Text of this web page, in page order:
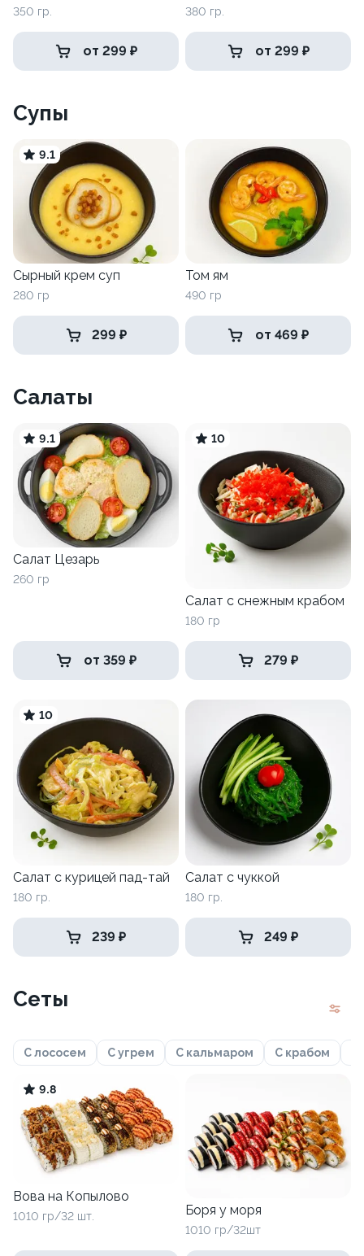
350 гр.
от 299 ₽
380 гр.
от 299 ₽
Супы
9.1
Сырный крем суп
280 гр
299 ₽
Том ям
490 гр
от 469 ₽
Салаты
9.1
Салат Цезарь
260 гр
от 359 ₽
10
Салат с снежным крабом
180 гр
279 ₽
10
Салат с курицей пад-тай
180 гр.
239 ₽
Салат с чуккой
180 гр.
249 ₽
Сеты
С лососем С угрем С кальмаром С крабом
9.8
Вова на Копылово
1010 гр/32 шт. Боря у моря
1010 гр/32шт